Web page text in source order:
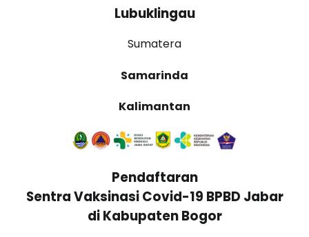
Lubuklingau
Sumatera
Samarinda
Kalimantan
Pendaftaran
Sentra Vaksinasi Covid-19 BPBD Jabar
di Kabupaten Bogor